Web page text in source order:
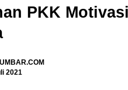
PKK
2021